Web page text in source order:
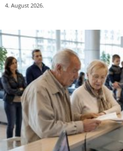
4. August 2026.